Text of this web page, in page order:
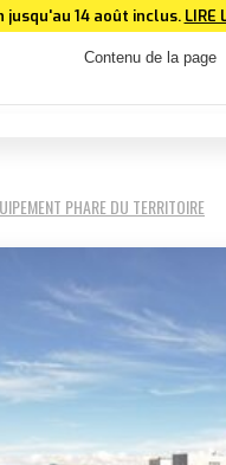
14 août inclus. LIRE
Contenu de la page
PHARE DU TERRITOIRE